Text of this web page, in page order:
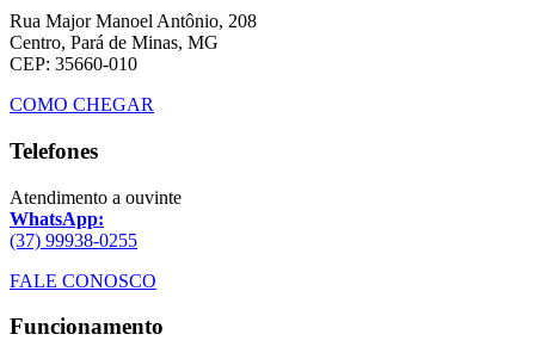
Rua Major Manoel Antônio, 208
Centro, Pará de Minas, MG
CEP: 35660-010
COMO CHEGAR
Telefones
Atendimento a ouvinte
WhatsApp:
(37) 99938-0255
FALE CONOSCO
Funcionamento